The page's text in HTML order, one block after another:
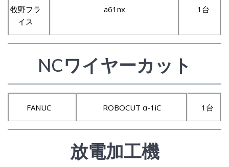
牧野フラ
イス
a61nx 1台
NCワイヤーカット
FANUC ROBOCUT α-1iC 1台
放電加工機